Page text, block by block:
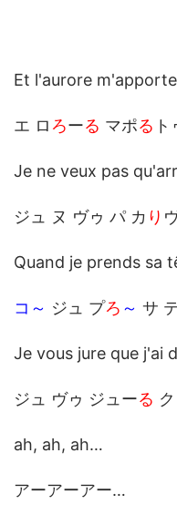
Et l'aurore
エ ロ ろーる マポる
Je ne veux pas
ジュ ヌ ヴゥ パ カ り
Quand je prends sa
コ～ ジュ プろ ～ サ
Je vous jure que j'ai
ジュ ヴゥ ジューる
ah, ah, ah…
アーアーアー…